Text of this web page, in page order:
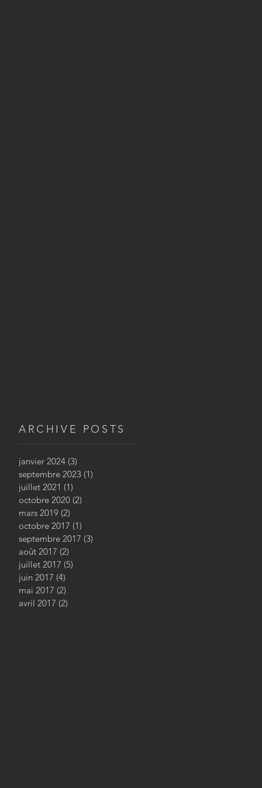
ARCHIVE POSTS
janvier 2024 (3)
septembre 2023 (1)
juillet 2021 (1)
octobre 2020 (2)
mars 2019 (2)
octobre 2017 (1)
septembre 2017 (3)
août 2017 (2)
juillet 2017 (5)
juin 2017 (4)
mai 2017 (2)
avril 2017 (2)